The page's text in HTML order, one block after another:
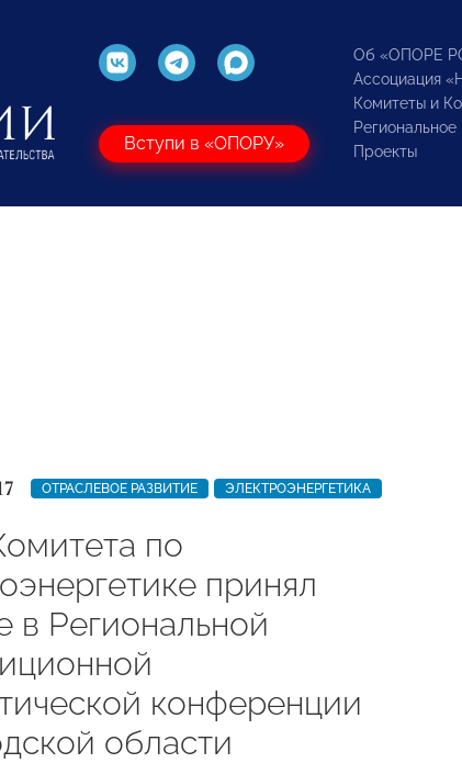
Вступи в «ОПОРУ»
Об «ОПОРЕ
Ассоциация
Комитеты и
Региональное
Проекты
ОТРАСЛЕВОЕ РАЗВИТИЕ ЭЛЕКТРОЭНЕРГЕТИКА
по
принял
в Региональной
конференции
области